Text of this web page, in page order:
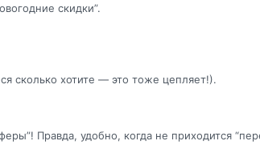
скидки”.
сколько хотите — это тоже цепляет!).
Правда, удобно, когда не приходится